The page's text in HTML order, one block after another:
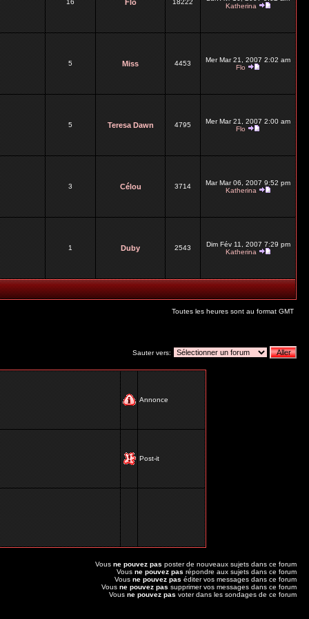
16 Flo 18222
Katherina
5 Miss 4453
Mer Mar 21, 2007 2:02 am
Flo
5 Teresa Dawn 4795
Mer Mar 21, 2007 2:00 am
Flo
3 Célou 3714
Mar Mar 06, 2007 9:52 pm
Katherina
1 Duby 2543
Dim Fév 11, 2007 7:29 pm
Katherina
Toutes les heures sont au format GMT
Sauter vers:
Annonce
Post-it
Vous ne pouvez pas poster de nouveaux sujets dans ce forum
Vous ne pouvez pas répondre aux sujets dans ce forum
Vous ne pouvez pas éditer vos messages dans ce forum
Vous ne pouvez pas supprimer vos messages dans ce forum
Vous ne pouvez pas voter dans les sondages de ce forum